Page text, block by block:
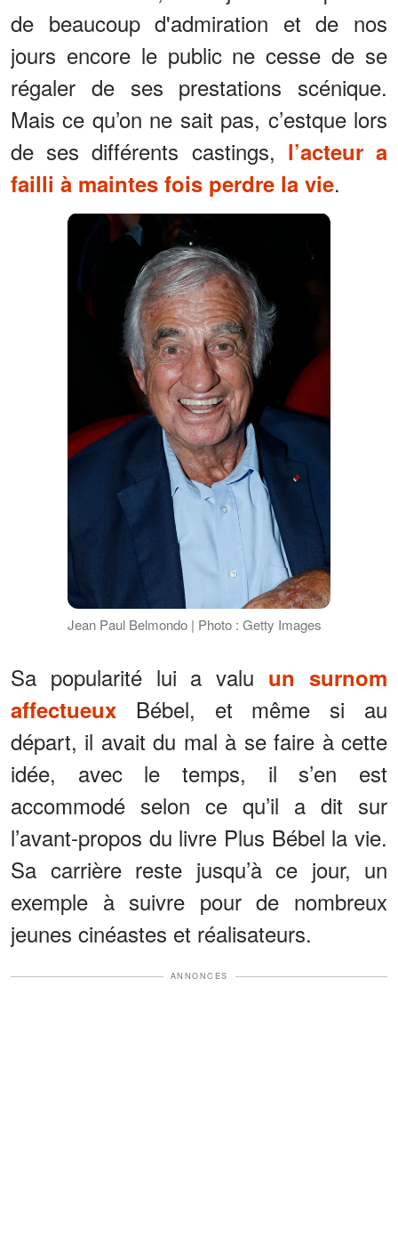
de beaucoup d'admiration et de nos
jours encore le public ne cesse de se
régaler de ses prestations scénique.
Mais ce qu’on ne sait pas, c’estque lors
de ses différents castings, l’acteur a
failli à maintes fois perdre la vie.
Jean Paul Belmondo | Photo : Getty Images
Sa popularité lui a valu un surnom
affectueux Bébel, et même si au
départ, il avait du mal à se faire à cette
idée, avec le temps, il s’en est
accommodé selon ce qu’il a dit sur
l’avant-propos du livre Plus Bébel la vie.
Sa carrière reste jusqu’à ce jour, un
exemple à suivre pour de nombreux
jeunes cinéastes et réalisateurs.
ANNONCES